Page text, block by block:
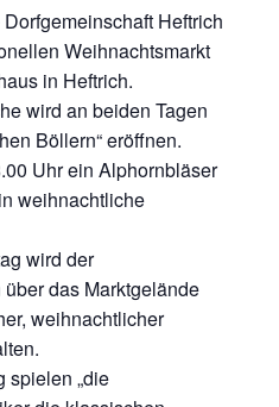
Heftrich
Weihnachtsmarkt
in Heftrich.
wird an beiden Tagen
Böllern“ eröffnen.
Uhr ein Alphornbläser
weihnachtliche
wird der
das Marktgelände
weihnachtlicher
spielen „die